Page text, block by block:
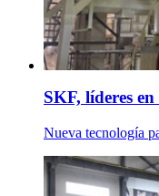
SKF, líderes
Nueva tecnología